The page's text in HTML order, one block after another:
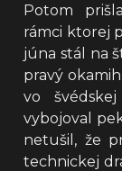
Potom
rámci ktorej
júna stál na
pravý
vo
vybojoval
netušil, že
technickej